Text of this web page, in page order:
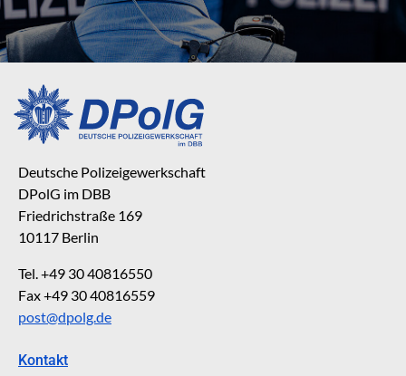
Deutsche Polizeigewerkschaft
DPolG im DBB
Friedrichstraße 169
10117 Berlin
Tel. +49 30 40816550
Fax +49 30 40816559
post@dpolg.de
Kontakt